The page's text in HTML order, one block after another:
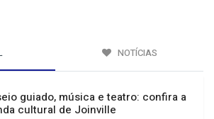
NOTÍCIAS
guiado, música e teatro: confira a
cultural de Joinville